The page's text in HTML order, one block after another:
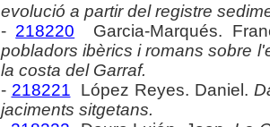
evolució a partir del registre
- 218220 Garcia-Marqués.
pobladors ibèrics i romans sobre
la costa del Garraf.
- 218221 López Reyes. Daniel.
jaciments sitgetans.